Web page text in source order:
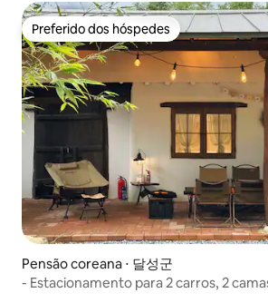
Preferido dos hóspedes
Preferido dos hóspedes
Pensão coreana ⋅ 달성군
- Estacionamento para 2 carros, 2